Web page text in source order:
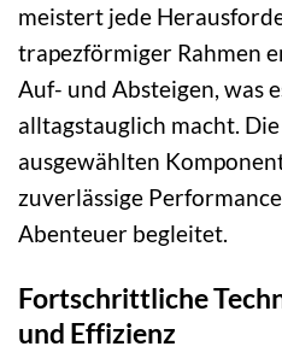
meistert jede
trapezförmiger Rahmen
Auf- und Absteigen, was
alltagstauglich macht.
ausgewählten
zuverlässige
Abenteuer begleitet.
Fortschrittliche
und Effizienz